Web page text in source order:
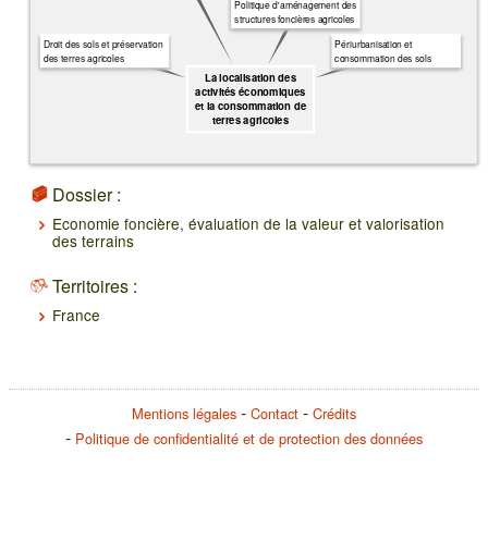
La localisation des
activités économiques
et la consommation de
terres agricoles
Périurbanisation et
consommation des sols
Politique d'aménagement des
structures foncières agricoles
Droit des sols et préservation
des terres agricoles
Dossier :
Economie foncière, évaluation de la valeur et valorisation
des terrains
Territoires :
France
Mentions légales Contact
Crédits
Politique de confidentialité et de protection des données